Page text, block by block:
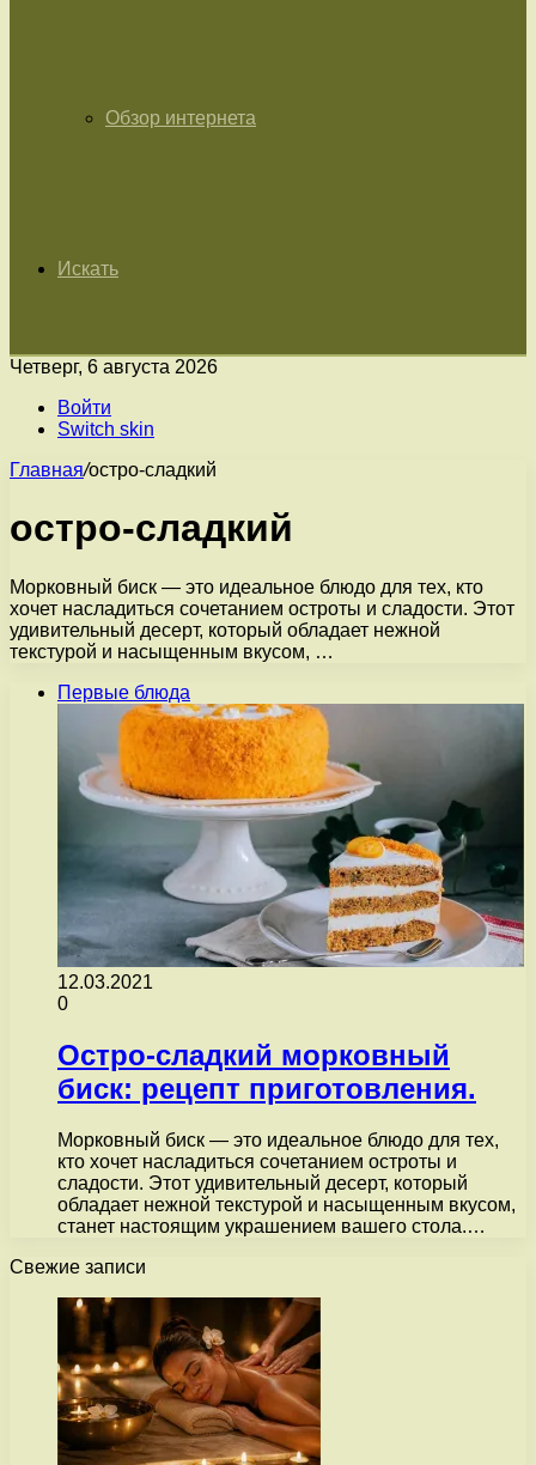
Обзор интернета
Искать
Четверг, 6 августа 2026
Войти
Switch skin
Главная/остро-сладкий
остро-сладкий
Морковный биск — это идеальное блюдо для тех, кто
хочет насладиться сочетанием остроты и сладости. Этот
удивительный десерт, который обладает нежной
текстурой и насыщенным вкусом, …
Первые блюда
12.03.2021
0
Остро-сладкий морковный
биск: рецепт приготовления.
Морковный биск — это идеальное блюдо для тех,
кто хочет насладиться сочетанием остроты и
сладости. Этот удивительный десерт, который
обладает нежной текстурой и насыщенным вкусом,
станет настоящим украшением вашего стола.…
Свежие записи